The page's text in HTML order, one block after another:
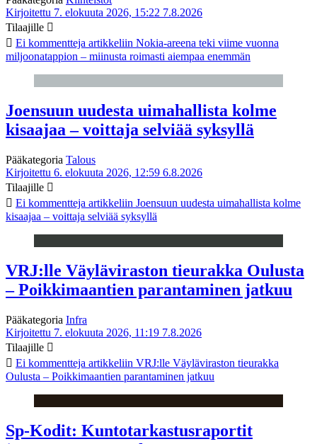
Kirjoitettu 7. elokuuta 2026, 15:22 7.8.2026
Tilaajille
Ei kommentteja artikkeliin Nokia-areena teki viime vuonna
miljoonatappion – miinusta roimasti aiempaa enemmän
Joensuun uudesta uimahallista kolme
kisaajaa – voittaja selviää syksyllä
Pääkategoria Talous
Kirjoitettu 6. elokuuta 2026, 12:59 6.8.2026
Tilaajille
Ei kommentteja artikkeliin Joensuun uudesta uimahallista kolme
kisaajaa – voittaja selviää syksyllä
VRJ:lle Väyläviraston tieurakka Oulusta
– Poikkimaantien parantaminen jatkuu
Pääkategoria Infra
Kirjoitettu 7. elokuuta 2026, 11:19 7.8.2026
Tilaajille
Ei kommentteja artikkeliin VRJ:lle Väyläviraston tieurakka
Oulusta – Poikkimaantien parantaminen jatkuu
Sp-Kodit: Kuntotarkastusraportit